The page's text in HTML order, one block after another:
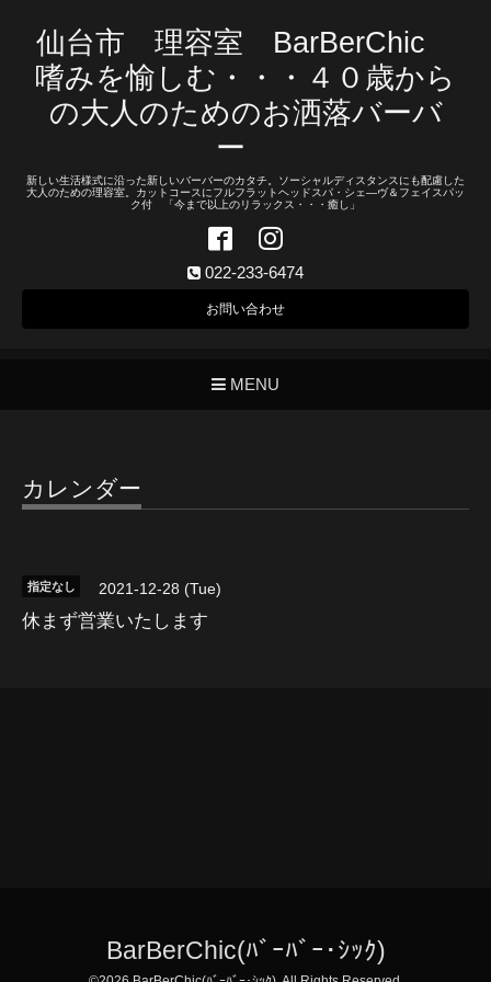
仙台市 理容室 BarBerChic
嗜みを愉しむ・・・４０歳から
の大人のためのお洒落バーバ
ー
新しい生活様式に沿った新しいバーバーのカタチ。ソーシャルディスタンスにも配慮した
大人のための理容室。カットコースにフルフラットヘッドスパ・シェ―ヴ＆フェイスパッ
ク付 「今まで以上のリラックス・・・癒し」
022-233-6474
お問い合わせ
MENU
カレンダー
指定なし 2021-12-28 (Tue)
休まず営業いたします
BarBerChic(ﾊﾞｰﾊﾞｰ･ｼｯｸ)